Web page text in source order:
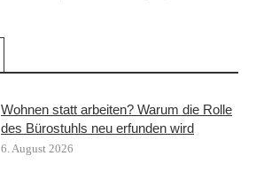
Wohnen statt arbeiten? Warum die Rolle
des Bürostuhls neu erfunden wird
6. August 2026